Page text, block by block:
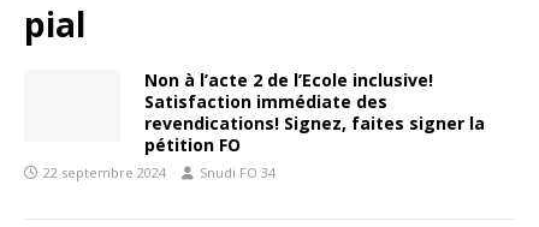
pial
Non à l’acte 2 de l’Ecole inclusive!
Satisfaction immédiate des
revendications! Signez, faites signer la
pétition FO
22 septembre 2024 Snudi FO 34